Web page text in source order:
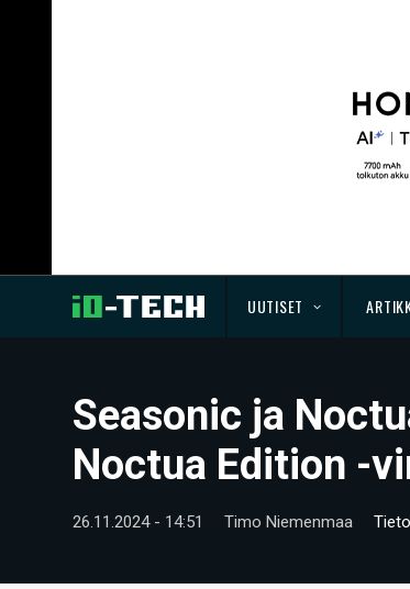
UUTISET
Seasonic ja
Noctua Edition -
26.11.2024 - 14:51 Timo Niemenmaa